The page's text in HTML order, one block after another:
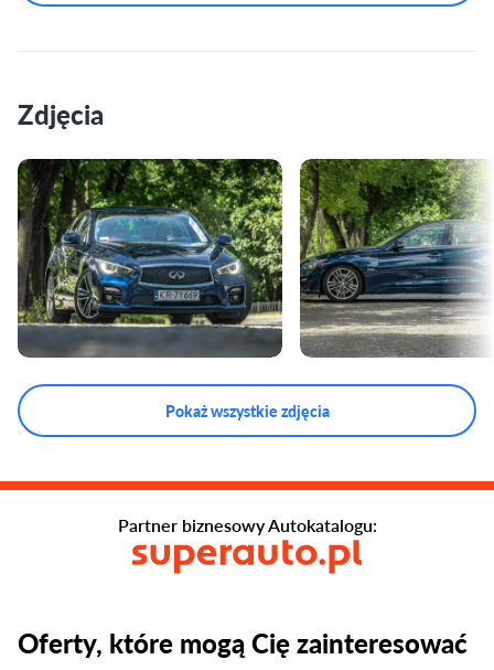
Zdjęcia
Pokaż wszystkie zdjęcia
Oferty, które mogą Cię zainteresować
Partner biznesowy Autokatalogu: